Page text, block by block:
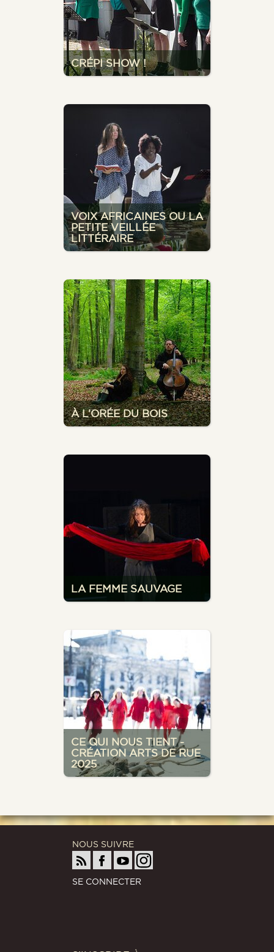
CRÉPI SHOW !
VOIX AFRICAINES OU LA
PETITE VEILLÉE
LITTÉRAIRE
À L’ORÉE DU BOIS
LA FEMME SAUVAGE
CE QUI NOUS TIENT -
CRÉATION ARTS DE RUE
2025
NOUS SUIVRE
SE CONNECTER